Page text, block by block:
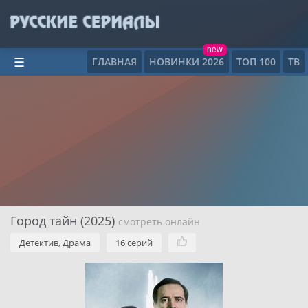
ГЛАВНАЯ НОВИНКИ 2026
new
ТОП 100 ТВ
☰
Город тайн (2025) смотреть онлайн
Детектив, Драма 16 серий